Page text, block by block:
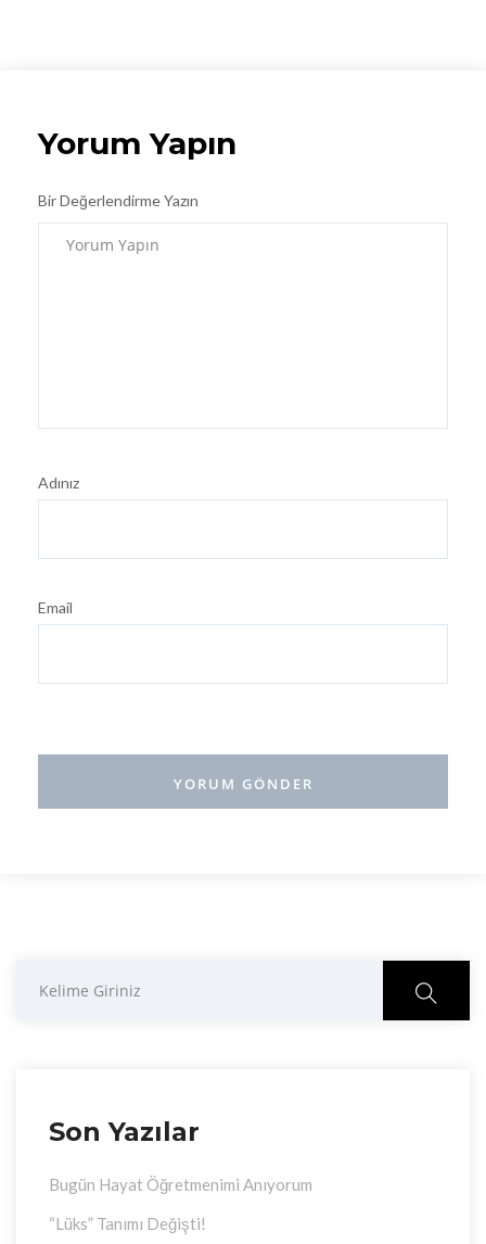
Yorum Yapın
Bir Değerlendirme Yazın
Adınız
Email
Son Yazılar
Bugün Hayat Öğretmenimi Anıyorum
“Lüks” Tanımı Değişti!